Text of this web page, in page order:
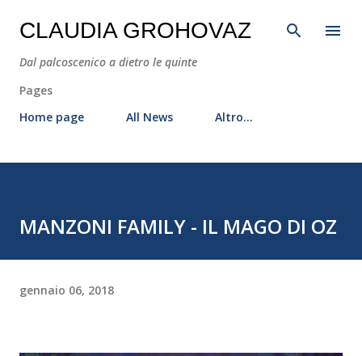
Passa ai contenuti principali
CLAUDIA GROHOVAZ
Dal palcoscenico a dietro le quinte
Pages
Home page
All News Altro…
MANZONI FAMILY - IL MAGO DI OZ
gennaio 06, 2018